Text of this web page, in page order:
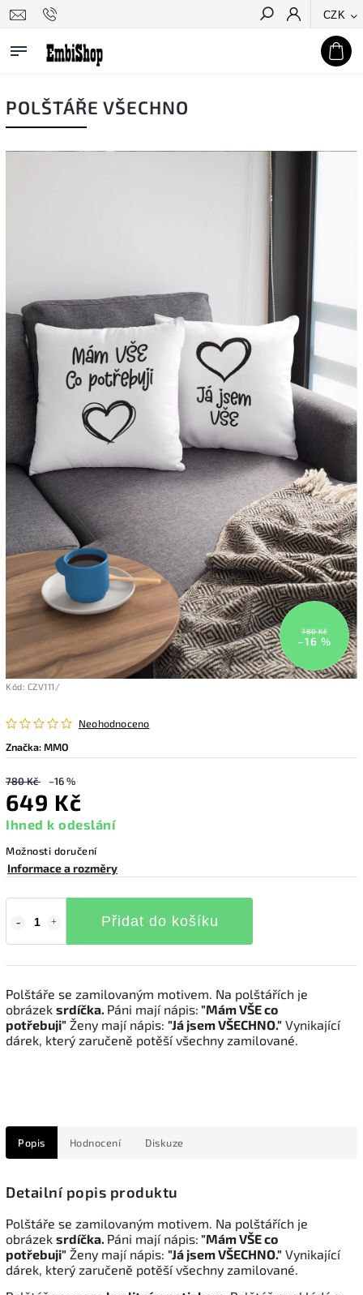
CZK
Hledat
POLŠTÁŘE VŠECHNO
780 Kč
–16 %
Kód: CZV111/
Neohodnoceno
Značka:MMO
780 Kč –16 %
649 Kč
Ihned k odeslání
Možnosti doručení
Informace a rozměry
Přidat do košíku
Polštáře se zamilovaným motivem. Na polštářích je
obrázek srdíčka. Páni mají nápis: "Mám VŠE co
potřebuji" Ženy mají nápis: "Já jsem VŠECHNO." Vynikající
dárek, který zaručeně potěší všechny zamilované.
Popis Hodnocení Diskuze
Detailní popis produktu
Polštáře se zamilovaným motivem. Na polštářích je
obrázek srdíčka. Páni mají nápis: "Mám VŠE co
potřebuji" Ženy mají nápis: "Já jsem VŠECHNO." Vynikající
dárek, který zaručeně potěší všechny zamilované.